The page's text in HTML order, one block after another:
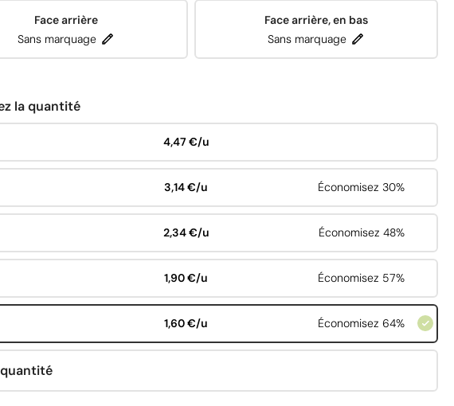
Face arrière
Sans marquage
Face arrière, en bas
Sans marquage
la quantité
4,47 €/u
3,14 €/u Économisez 30%
2,34 €/u Économisez 48%
1,90 €/u Économisez 57%
1,60 €/u Économisez 64%